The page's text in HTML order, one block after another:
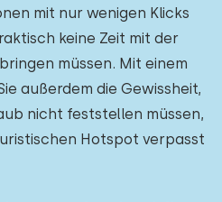
mit nur wenigen Klicks
keine Zeit mit der
müssen. Mit einem
außerdem die Gewissheit,
nicht feststellen müssen,
Hotspot verpasst